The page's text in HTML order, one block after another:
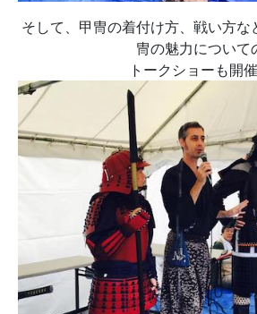
そして、甲冑の着付け方、戦い方な
冑の魅力について
トークショーも開催